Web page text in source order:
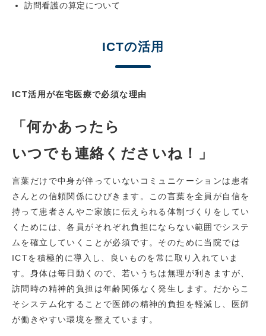
訪問看護の算定について
ICTの活用
ICT活用が在宅医療で必須な理由
「何かあったら
いつでも連絡くださいね！」
言葉だけで中身が伴っていないコミュニケーションは患者
さんとの信頼関係にひびきます。この言葉を全員が自信を
持って患者さんやご家族に伝えられる体制づくりをしてい
くためには、各員がそれぞれ負担にならない範囲でシステ
ムを確立していくことが必須です。そのために当院では
ICTを積極的に導入し、良いものを常に取り入れていま
す。身体は毎日動くので、若いうちは無理が利きますが、
訪問時の精神的負担は年齢関係なく発生します。だからこ
そシステム化することで医師の精神的負担を軽減し、医師
が働きやすい環境を整えています。